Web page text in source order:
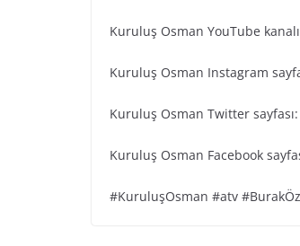
Kuruluş Osman YouTube
Kuruluş Osman Instagram
Kuruluş Osman Twitter
Kuruluş Osman Facebook
#KuruluşOsman #atv